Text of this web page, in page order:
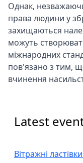
Однак,
права людини у
захищаються
можуть
міжнародних
пов'язано з тим,
вчинення
Latest
Вітражні